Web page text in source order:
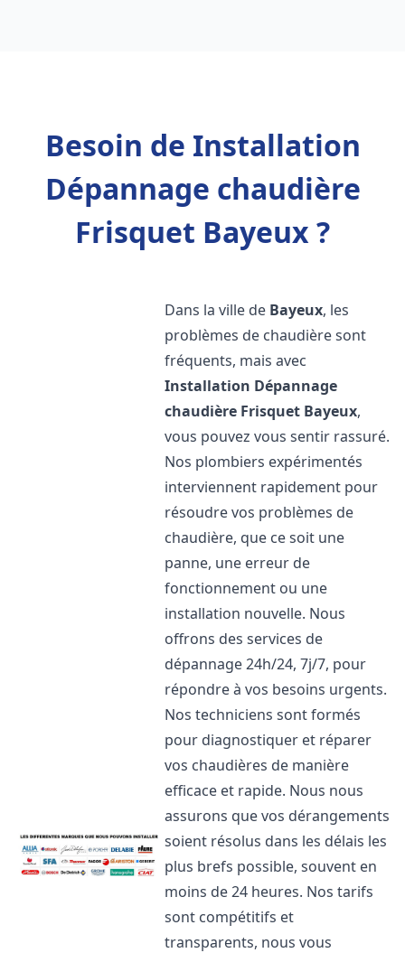
Besoin de Installation
Dépannage chaudière
Frisquet Bayeux ?
Dans la ville de Bayeux, les
problèmes de chaudière sont
fréquents, mais avec
Installation Dépannage
chaudière Frisquet Bayeux,
vous pouvez vous sentir rassuré.
Nos plombiers expérimentés
interviennent rapidement pour
résoudre vos problèmes de
chaudière, que ce soit une
panne, une erreur de
fonctionnement ou une
installation nouvelle. Nous
offrons des services de
dépannage 24h/24, 7j/7, pour
répondre à vos besoins urgents.
Nos techniciens sont formés
pour diagnostiquer et réparer
vos chaudières de manière
efficace et rapide. Nous nous
assurons que vos dérangements
soient résolus dans les délais les
plus brefs possible, souvent en
moins de 24 heures. Nos tarifs
sont compétitifs et
transparents, nous vous